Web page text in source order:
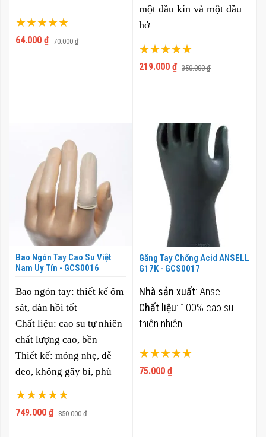
Xếp hạng:
100%
64.000 ₫ 70.000 ₫
Xếp hạng:
100%
219.000 ₫ 350.000 ₫
một đầu kín và một đầu
hở
điện và ôm sát vào đầu
ngón tay
Bao Ngón Tay Cao Su Việt
Nam Uy Tín - GCS0016
Xếp hạng:
100%
749.000 ₫ 850.000 ₫
Bao ngón tay: thiết kế ôm
sát, đàn hồi tốt
Chất liệu: cao su tự nhiên
chất lượng cao, bền
Thiết kế: mỏng nhẹ, dễ
đeo, không gây bí, phù
Chất lượng:sản xuất đạt
Găng Tay Chống Acid ANSELL
G17K - GCS0017
Xếp hạng:
100%
75.000 ₫
Nhà sản xuất: Ansell
Chất liệu: 100% cao su
thiên nhiên